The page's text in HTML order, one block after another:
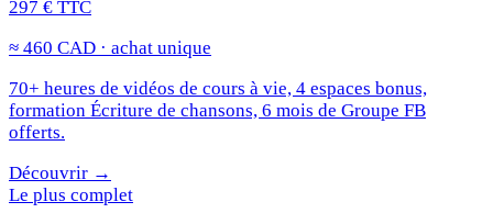
297 € TTC
≈ 460 CAD · achat unique
70+ heures de vidéos de cours à vie, 4 espaces bonus,
formation Écriture de chansons, 6 mois de Groupe FB
offerts.
Découvrir →
Le plus complet